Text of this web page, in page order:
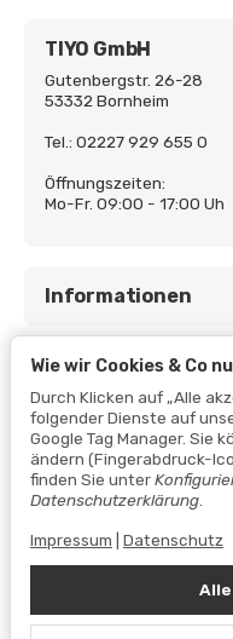
TIYO GmbH
Gutenbergstr. 26-28
53332 Bornheim
Tel.: 02227 929 655 0
Öffnungszeiten:
Mo-Fr. 09:00 - 17:00 Uh
Informationen
Gesetzliche
Wie wir Cookies & Co
Durch Klicken auf „Alle
folgender Dienste auf
Google Tag Manager. Sie
ändern (Fingerabdruck-
finden Sie unter
Datenschutzerklärung.
Impressum Datenschutz